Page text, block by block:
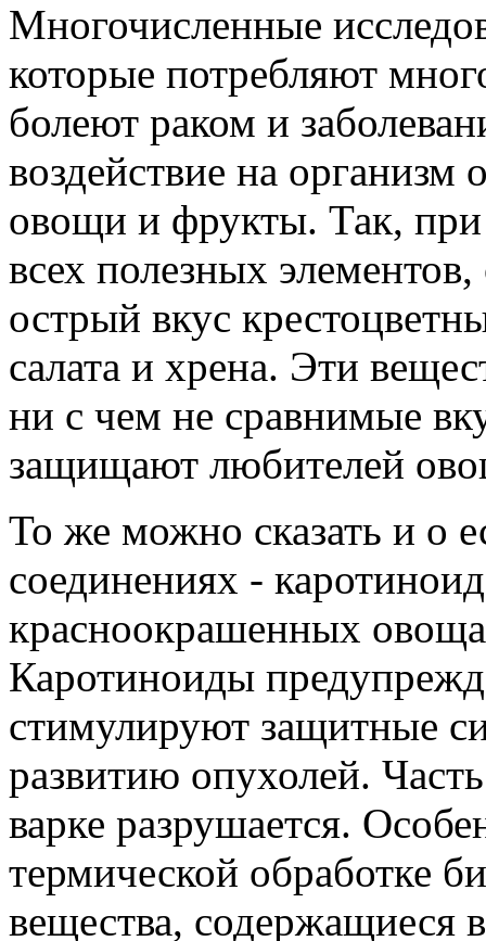
Многочисленные
которые потребляют
болеют раком и
воздействие на организм
овощи и фрукты. Так, при
всех полезных
острый вкус
салата и хрена. Эти
ни с чем не сравнимые
защищают любителей
То же можно сказать и о
соединениях -
красноокрашенных
Каротиноиды
стимулируют защитные
развитию опухолей.
варке разрушается.
термической обработке
вещества, содержащиеся